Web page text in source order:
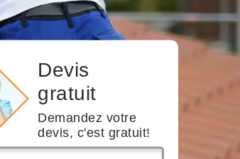
Devis
gratuit
Demandez votre
devis, c'est gratuit!